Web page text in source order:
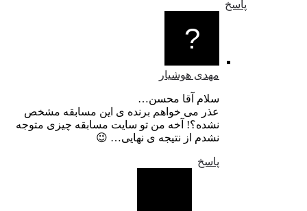
مهدی هوشیار
سلام آقا محسن…
عذر می خواهم برنده ی این مسابقه مشخص
نشده؟! آخه من تو سایت مسابقه چیزی متوجه
نشدم از نتیجه ی نهایی… 😉